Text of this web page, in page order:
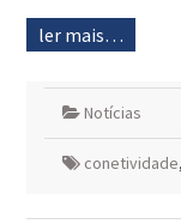
ler mais…
Notícias
conetividade,